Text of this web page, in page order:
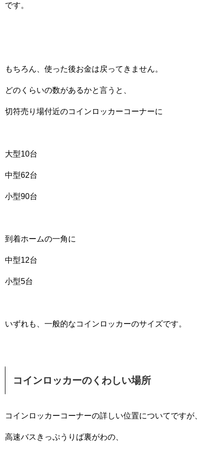
です。
もちろん、使った後お金は戻ってきません。
どのくらいの数があるかと言うと、
切符売り場付近のコインロッカーコーナーに
大型10台
中型62台
小型90台
到着ホームの一角に
中型12台
小型5台
いずれも、一般的なコインロッカーのサイズです。
コインロッカーのくわしい場所
コインロッカーコーナーの詳しい位置についてですが、
高速バスきっぷうりば裏がわの、